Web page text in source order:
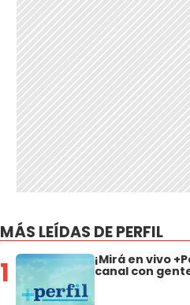
MÁS LEÍDAS DE PERFIL
1 ¡Mirá en vivo
canal con